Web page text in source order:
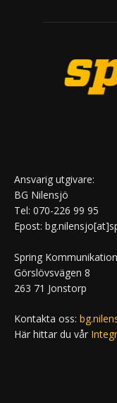
Ansvarig utgivare:
BG Nilensjö
Tel: 070-226 99 95
Epost:
Spring
Görslövsvägen 8
263 71 Jonstorp
Kontakta oss:
Här hittar du vår